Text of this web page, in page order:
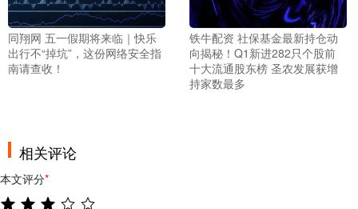
同翔网 五一假期将来临｜快乐
出行不“掉坑”，这份网络安全指
南请查收！
铁牛配资 社保基金最新持仓动
向揭秘！Q1新进282只个股前
十大流通股东榜 圣农发展获增
持家数最多
相关评论
本文评分*